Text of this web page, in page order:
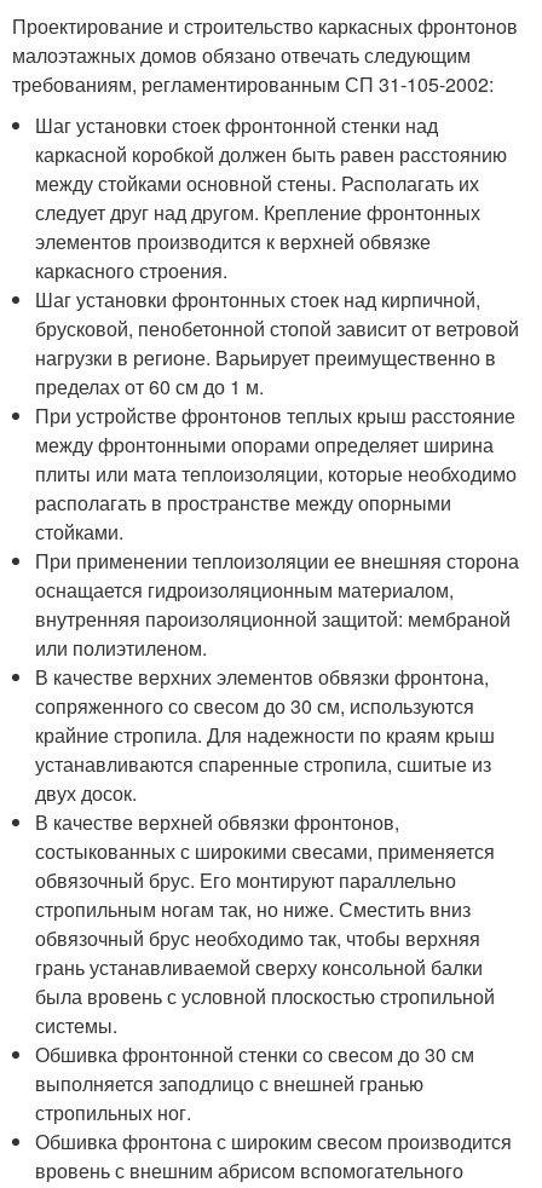
Проектирование и строительство каркасных фронтонов
малоэтажных домов обязано отвечать следующим
требованиям, регламентированным СП 31-105-2002:
Шаг установки стоек фронтонной стенки над
каркасной коробкой должен быть равен расстоянию
между стойками основной стены. Располагать их
следует друг над другом. Крепление фронтонных
элементов производится к верхней обвязке
каркасного строения.
Шаг установки фронтонных стоек над кирпичной,
брусковой, пенобетонной стопой зависит от ветровой
нагрузки в регионе. Варьирует преимущественно в
пределах от 60 см до 1 м.
При устройстве фронтонов теплых крыш расстояние
между фронтонными опорами определяет ширина
плиты или мата теплоизоляции, которые необходимо
располагать в пространстве между опорными
стойками.
При применении теплоизоляции ее внешняя сторона
оснащается гидроизоляционным материалом,
внутренняя пароизоляционной защитой: мембраной
или полиэтиленом.
В качестве верхних элементов обвязки фронтона,
сопряженного со свесом до 30 см, используются
крайние стропила. Для надежности по краям крыш
устанавливаются спаренные стропила, сшитые из
двух досок.
В качестве верхней обвязки фронтонов,
состыкованных с широкими свесами, применяется
обвязочный брус. Его монтируют параллельно
стропильным ногам так, но ниже. Сместить вниз
обвязочный брус необходимо так, чтобы верхняя
грань устанавливаемой сверху консольной балки
была вровень с условной плоскостью стропильной
системы.
Обшивка фронтонной стенки со свесом до 30 см
выполняется заподлицо с внешней гранью
стропильных ног.
Обшивка фронтона с широким свесом производится
вровень с внешним абрисом вспомогательного